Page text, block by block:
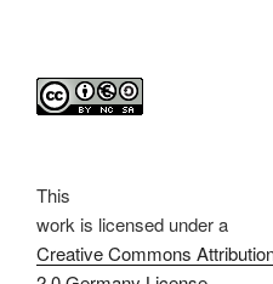
This
work is licensed under a
Creative Commons